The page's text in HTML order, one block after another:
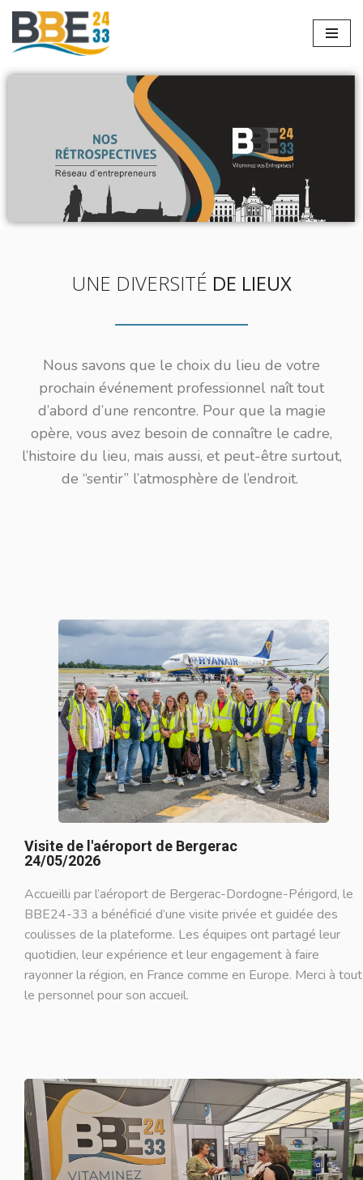
Aller
UNE DIVERSITÉ DE LIEUX
Nous savons que le choix du lieu de votre
prochain événement professionnel naît tout
d’abord d’une rencontre. Pour que la magie
opère, vous avez besoin de connaître le cadre,
l’histoire du lieu, mais aussi, et peut-être surtout,
de “sentir” l’atmosphère de l’endroit.
Visite de l'aéroport de Bergerac
24/05/2026
Accueilli par l’aéroport de Bergerac-Dordogne-Périgord, le
BBE24-33 a bénéficié d’une visite privée et guidée des
coulisses de la plateforme. Les équipes ont partagé leur
quotidien, leur expérience et leur engagement à faire
rayonner la région, en France comme en Europe. Merci à tout
le personnel pour son accueil.